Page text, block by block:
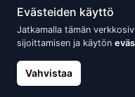
Alennus -15%
Evästeiden käyttö
Jatkamalla tämän
sijoittamisen ja käytön
Vahvistaa